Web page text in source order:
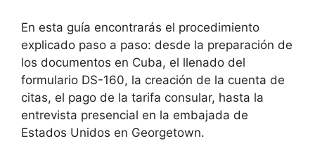
En esta guía encontrarás el procedimiento
explicado paso a paso: desde la preparación de
los documentos en Cuba, el llenado del
formulario DS-160, la creación de la cuenta de
citas, el pago de la tarifa consular, hasta la
entrevista presencial en la embajada de
Estados Unidos en Georgetown.